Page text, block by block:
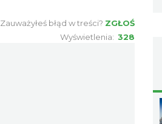
Zauważyłeś błąd w treści? ZGŁOŚ
Wyświetlenia: 328